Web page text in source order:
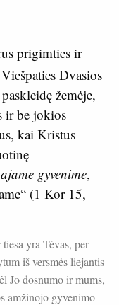
prigimties ir
Dvasios
žemėje,
ir be jokios
kai Kristus
gyvenime,
(1 Kor 15,
yra Tėvas, per
iš versmės liejantis
Jo dosnumo ir mums,
amžinojo gyvenimo